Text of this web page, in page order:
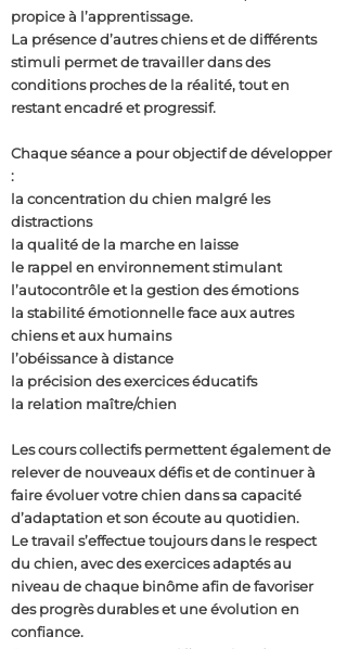
propice à l’apprentissage.
La présence d’autres chiens et de différents
stimuli permet de travailler dans des
conditions proches de la réalité, tout en
restant encadré et progressif.
Chaque séance a pour objectif de développer
:
la concentration du chien malgré les
distractions
la qualité de la marche en laisse
le rappel en environnement stimulant
l’autocontrôle et la gestion des émotions
la stabilité émotionnelle face aux autres
chiens et aux humains
l’obéissance à distance
la précision des exercices éducatifs
la relation maître/chien
Les cours collectifs permettent également de
relever de nouveaux défis et de continuer à
faire évoluer votre chien dans sa capacité
d’adaptation et son écoute au quotidien.
Le travail s’effectue toujours dans le respect
du chien, avec des exercices adaptés au
niveau de chaque binôme afin de favoriser
des progrès durables et une évolution en
confiance.